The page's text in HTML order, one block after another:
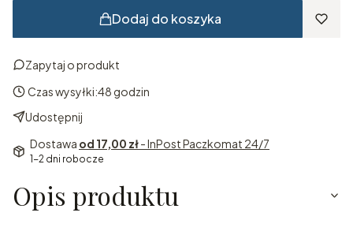
Dodaj do koszyka
Zapytaj o produkt
Czas wysyłki:48 godzin
Udostępnij
Dostawa od 17,00 zł- InPost Paczkomat 24/7
1-2 dni robocze
Opis produktu